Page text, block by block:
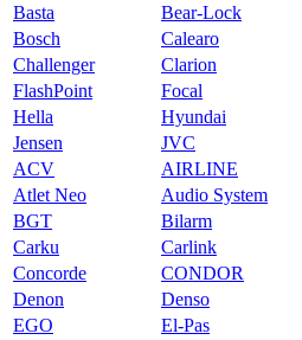
Basta
Bear-Lock
Bosch
Calearo
Challenger
Clarion
FlashPoint
Focal
Hella
Hyundai
Jensen
JVC
ACV
AIRLINE
Atlet Neo
Audio System
BGT
Bilarm
Carku
Carlink
Concorde
CONDOR
Denon
Denso
EGO
El-Pas